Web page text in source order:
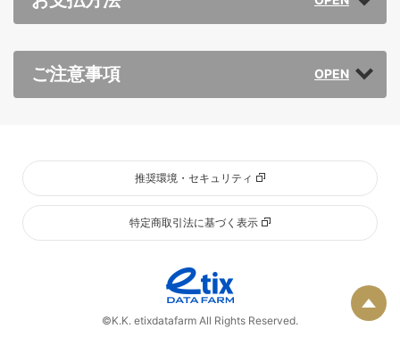
ご注意事項
推奨環境・セキュリティ
特定商取引法に基づく表示
©K.K. etixdatafarm All Rights Reserved.